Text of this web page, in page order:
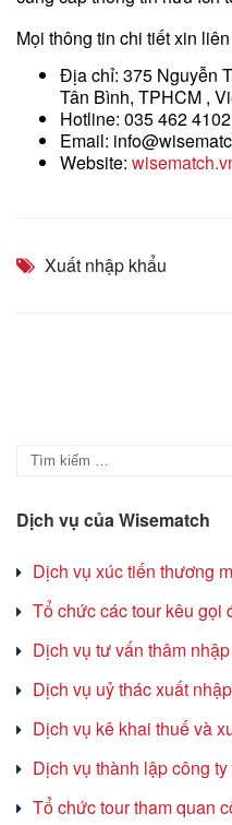
Mọi thông tin chi tiết xin
Địa chỉ: 375 Nguyễn
Tân Bình, TPHCM ,
Hotline: 035 462 4102
Email:
Website:
Xuất nhập khẩu
Dịch vụ của Wisematch
Dịch vụ xúc tiến thương
Tổ chức các tour kêu gọi
Dịch vụ tư vấn thâm
Dịch vụ uỷ thác xuất
Dịch vụ kê khai thuế và
Dịch vụ thành lập công
Tổ chức tour tham quan